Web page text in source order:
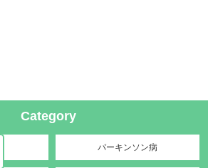
Category
パーキンソン病